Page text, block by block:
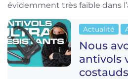
évidemment très faible dans
Actualité
Nous
antivols